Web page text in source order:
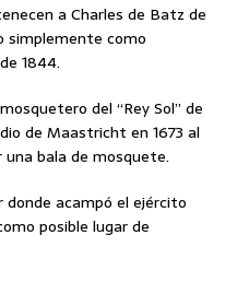
a Charles de Batz de
simplemente como
1844.
del “Rey Sol” de
de Maastricht en 1673 al
bala de mosquete.
donde acampó el ejército
posible lugar de